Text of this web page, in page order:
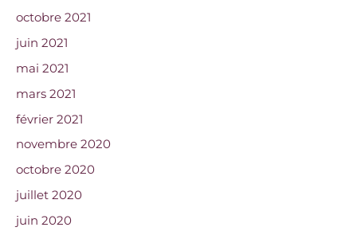
octobre 2021
juin 2021
mai 2021
mars 2021
février 2021
novembre 2020
octobre 2020
juillet 2020
juin 2020